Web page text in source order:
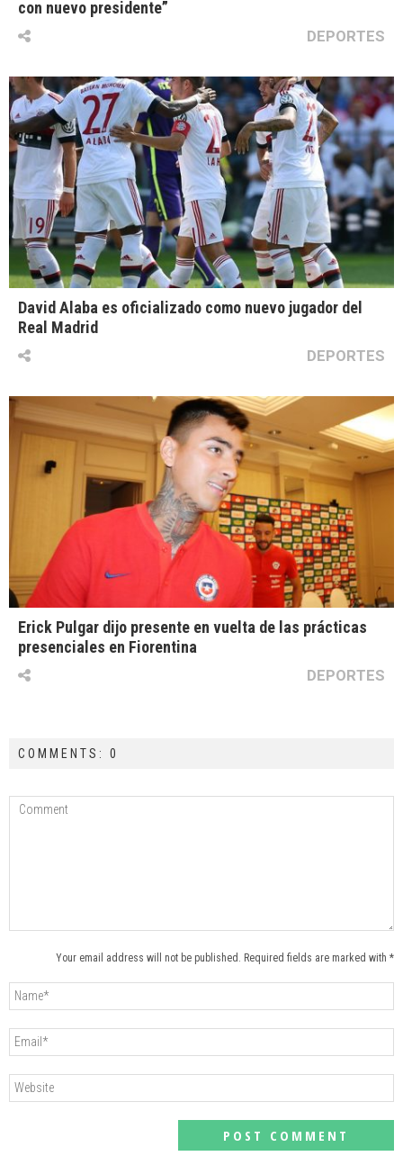
con nuevo presidente”
DEPORTES
David Alaba es oficializado como nuevo jugador del
Real Madrid
DEPORTES
Erick Pulgar dijo presente en vuelta de las prácticas
presenciales en Fiorentina
DEPORTES
COMMENTS: 0
Your email address will not be published. Required fields are marked with *